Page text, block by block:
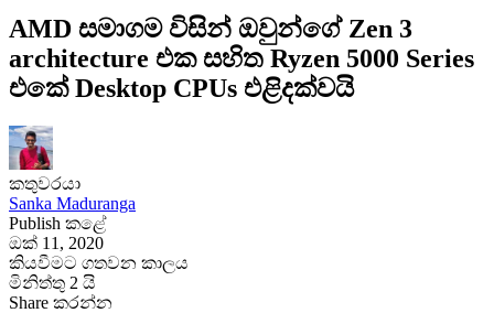
AMD සමාගම විසින් ඔවුන්ගේ Zen 3
architecture එක සහිත Ryzen 5000 Series
එකේ Desktop CPUs එළිදක්වයි
කතුවරයා
Sanka Maduranga
Publish කළේ
ඔක් 11, 2020
කියවීමට ගතවන කාලය
මිනිත්තු 2 යි
Share කරන්න